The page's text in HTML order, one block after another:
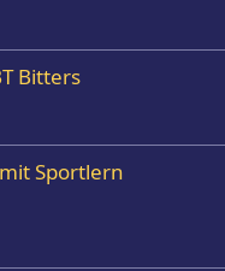
Bitters
Sportlern